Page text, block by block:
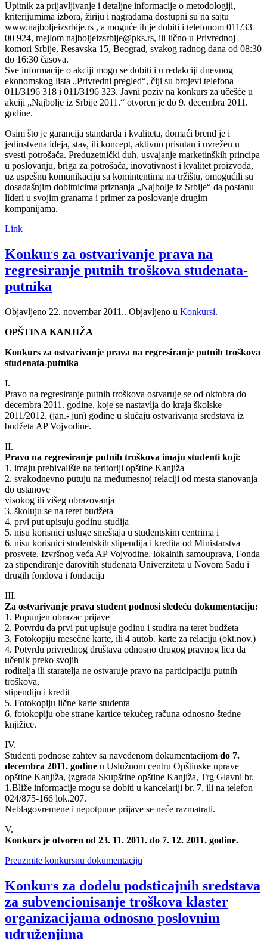
Upitnik za prijavljivanje i detaljne informacije o metodologiji,
kriterijumima izbora, žiriju i nagradama dostupni su na sajtu
www.najboljeizsrbije.rs , a moguće ih je dobiti i telefonom 011/33
00 924, mejlom najboljeizsrbije@pks.rs, ili lično u Privrednoj
komori Srbije, Resavska 15, Beograd, svakog radnog dana od 08:30
do 16:30 časova.
Sve informacije o akciji mogu se dobiti i u redakciji dnevnog
ekonomskog lista „Privredni pregled“, čiji su brojevi telefona
011/3196 318 i 011/3196 323. Javni poziv na konkurs za učešće u
akciji „Najbolje iz Srbije 2011.“ otvoren je do 9. decembra 2011.
godine.
Osim što je garancija standarda i kvaliteta, domaći brend je i
jedinstvena ideja, stav, ili koncept, aktivno prisutan i uvrežen u
svesti potrošača. Preduzetnički duh, usvajanje marketinških principa
u poslovanju, briga za potrošača, inovativnost i kvalitet proizvoda,
uz uspešnu komunikaciju sa komintentima na tržištu, omogućili su
dosadašnjim dobitnicima priznanja „Najbolje iz Srbije“ da postanu
lideri u svojim granama i primer za poslovanje drugim
kompanijama.
Link
Konkurs za ostvarivanje prava na
regresiranje putnih troškova studenata-
putnika
Objavljeno 22. novembar 2011.. Objavljeno u Konkursi.
OPŠTINA KANJIŽA
Konkurs za ostvarivanje prava na regresiranje putnih troškova
studenata-putnika
I.
Pravo na regresiranje putnih troškova ostvaruje se od oktobra do
decembra 2011. godine, koje se nastavlja do kraja školske
2011/2012. (jan.- jun) godine u slučaju ostvarivanja sredstava iz
budžeta AP Vojvodine.
II.
Pravo na regresiranje putnih troškova imaju studenti koji:
1. imaju prebivalište na teritoriji opštine Kanjiža
2. svakodnevno putuju na međumesnoj relaciji od mesta stanovanja
do ustanove
visokog ili višeg obrazovanja
3. školuju se na teret budžeta
4. prvi put upisuju godinu studija
5. nisu korisnici usluge smeštaja u studentskim centrima i
6. nisu korisnici studentskih stipendija i kredita od Ministarstva
prosvete, Izvršnog veća AP Vojvodine, lokalnih samouprava, Fonda
za stipendiranje darovitih studenata Univerziteta u Novom Sadu i
drugih fondova i fondacija
III.
Za ostvarivanje prava student podnosi sledeću dokumentaciju:
1. Popunjen obrazac prijave
2. Potvrdu da prvi put upisuje godinu i studira na teret budžeta
3. Fotokopiju mesečne karte, ili 4 autob. karte za relaciju (okt.nov.)
4. Potvrdu privrednog društava odnosno drugog pravnog lica da
učenik preko svojih
roditelja ili staratelja ne ostvaruje pravo na participaciju putnih
troškova,
stipendiju i kredit
5. Fotokopiju lične karte studenta
6. fotokopiju obe strane kartice tekućeg računa odnosno štedne
knjižice.
IV.
Studenti podnose zahtev sa navedenom dokumentacijom do 7.
decembra 2011. godine u Uslužnom centru Opštinske uprave
opštine Kanjiža, (zgrada Skupštine opštine Kanjiža, Trg Glavni br.
1.Bliže informacije mogu se dobiti u kancelariji br. 7. ili na telefon
024/875-166 lok.207.
Neblagovremene i nepotpune prijave se neće razmatrati.
V.
Konkurs je otvoren od 23. 11. 2011. do 7. 12. 2011. godine.
Preuzmite konkursnu dokumentaciju
Konkurs za dodelu podsticajnih sredstava
za subvencionisanje troškova klaster
organizacijama odnosno poslovnim
udruženjima